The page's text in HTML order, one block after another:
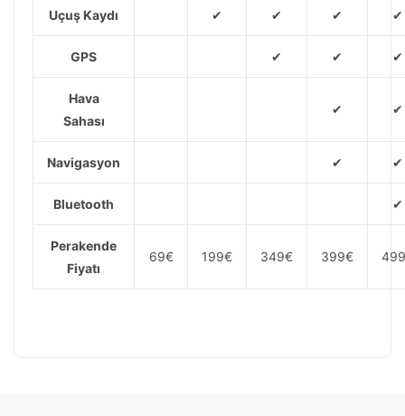
Uçuş Kaydı ✔ ✔ ✔ ✔
GPS ✔ ✔ ✔
Hava
Sahası
✔ ✔
Navigasyon ✔ ✔
Bluetooth ✔
Perakende
Fiyatı
69€ 199€ 349€ 399€